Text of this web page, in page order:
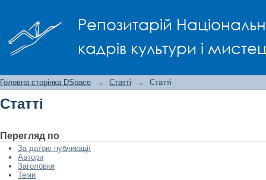
Репозитарій
кадрів культури і
Головна сторінка DSpace → Статті → Статті
Статті
Перегляд по
За датою публикації
Автори
Заголовки
Теми